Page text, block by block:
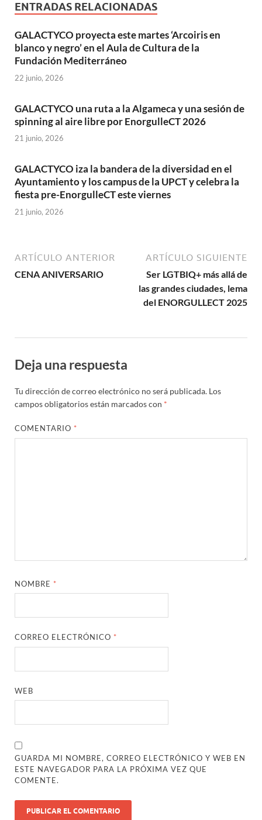
ENTRADAS RELACIONADAS
GALACTYCO proyecta este martes ‘Arcoiris en
blanco y negro’ en el Aula de Cultura de la
Fundación Mediterráneo
22 junio, 2026
GALACTYCO una ruta a la Algameca y una sesión de
spinning al aire libre por EnorgulleCT 2026
21 junio, 2026
GALACTYCO iza la bandera de la diversidad en el
Ayuntamiento y los campus de la UPCT y celebra la
fiesta pre-EnorgulleCT este viernes
21 junio, 2026
ARTÍCULO ANTERIOR
CENA ANIVERSARIO
ARTÍCULO SIGUIENTE
Ser LGTBIQ+ más allá de
las grandes ciudades, lema
del ENORGULLECT 2025
Deja una respuesta
Tu dirección de correo electrónico no será publicada. Los
campos obligatorios están marcados con *
COMENTARIO *
NOMBRE *
CORREO ELECTRÓNICO *
WEB
GUARDA MI NOMBRE, CORREO ELECTRÓNICO Y WEB EN
ESTE NAVEGADOR PARA LA PRÓXIMA VEZ QUE
COMENTE.